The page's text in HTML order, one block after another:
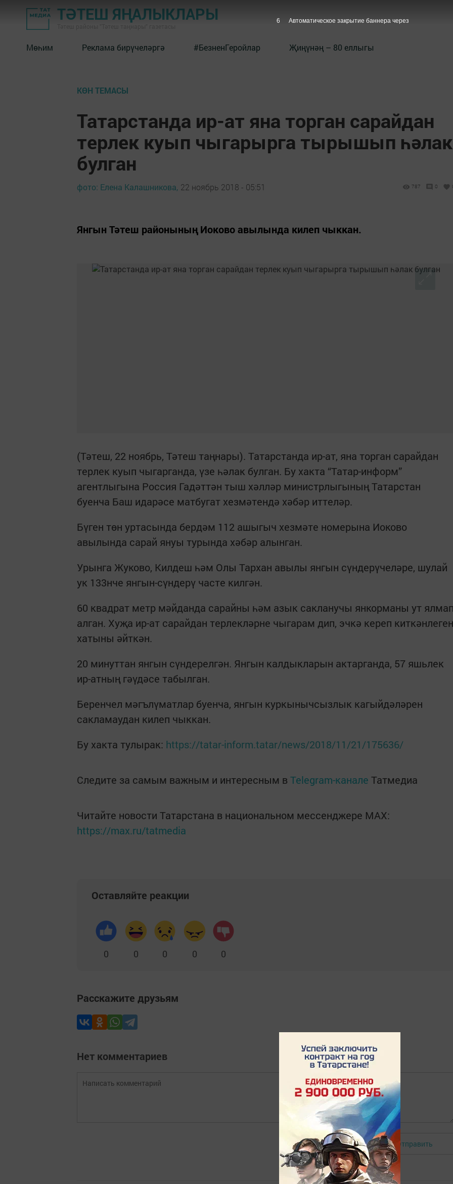
ТӘТЕШ ЯҢАЛЫКЛАРЫ
Мөһим Реклама бирүчеләргә #БезненГеройлар Җиңүнәң – 80 еллыгы
КӨН ТЕМАСЫ
Татарстанда ир-ат яна торган сарайдан
терлек куып чыгарырга тырышып һәлак
булган
фото: Елена Калашникова, 22 ноябрь 2018 - 05:51 787 0
Янгын Тәтеш районының Иоково авылында килеп чыккан.
(Тәтеш, 22 ноябрь, Тәтеш таңнары). Татарстанда ир-ат, яна торган сарайдан
терлек куып чыгарганда, үзе һәлак булган. Бу хакта “Татар-информ”
агентлыгына Россия Гадәттән тыш хәлләр министрлыгының Татарстан
буенча Баш идарәсе матбугат хезмәтендә хәбәр иттеләр.
Бүген төн уртасында бердәм 112 ашыгыч хезмәте номерына Иоково
авылында сарай януы турында хәбәр алынган.
Урынга Жуково, Килдеш һәм Олы Тархан авылы янгын сүндерүчеләре, шулай
ук 133нче янгын-сүндерү часте килгән.
60 квадрат метр мәйданда сарайны һәм азык сакланучы янкорманы ут
алган. Хуҗа ир-ат сарайдан терлекләрне чыгарам дип, эчкә кереп киткәнлеген
хатыны әйткән.
20 минуттан янгын сүндерелгән. Янгын калдыкларын актарганда, 57 яшьлек
ир-атның гәүдәсе табылган.
Беренчел мәгълүматлар буенча, янгын куркынычсызлык кагыйдәләрен
сакламаудан килеп чыккан.
Бу хакта тулырак: https://tatar-inform.tatar/news/2018/11/21/175636/
Следите за самым важным и интересным в Telegram-канале Татмедиа
Читайте новости Татарстана в национальном мессенджере MАХ:
https://max.ru/tatmedia
Оставляйте реакции
0 0 0 0 0
Расскажите друзьям
Нет комментариев
Авторизоваться Отправить
5 Автоматическое закрытие баннера через